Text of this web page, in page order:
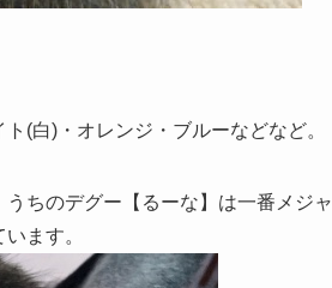
(白)・オレンジ・ブルーなどなど。
ちのデグー【るーな】は一番メジ
ます。